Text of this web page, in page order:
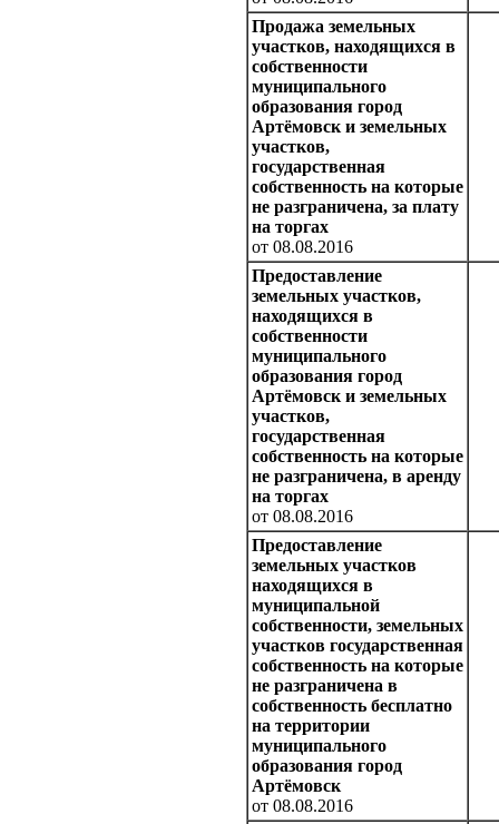
Продажа земельных
участков, находящихся в
собственности
муниципального
образования город
Артёмовск и земельных
участков,
государственная
собственность на которые
не разграничена, за плату
на торгах
от 08.08.2016
Предоставление
земельных участков,
находящихся в
собственности
муниципального
образования город
Артёмовск и земельных
участков,
государственная
собственность на которые
не разграничена, в аренду
на торгах
от 08.08.2016
Предоставление
земельных участков
находящихся в
муниципальной
собственности, земельных
участков государственная
собственность на которые
не разграничена в
собственность бесплатно
на территории
муниципального
образования город
Артёмовск
от 08.08.2016